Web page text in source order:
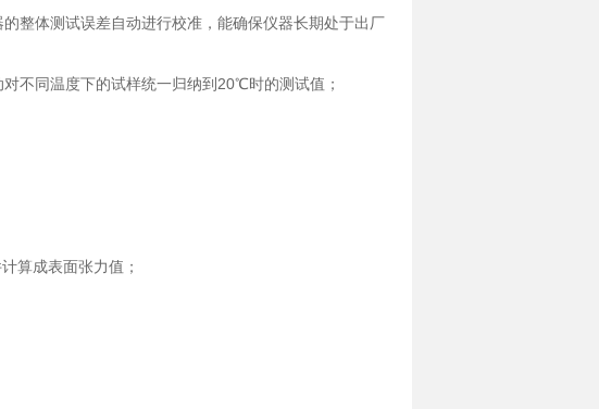
整体测试误差自动进行校准，能确保仪器长期处于出厂
不同温度下的试样统一归纳到20℃时的测试值；
算成表面张力值；